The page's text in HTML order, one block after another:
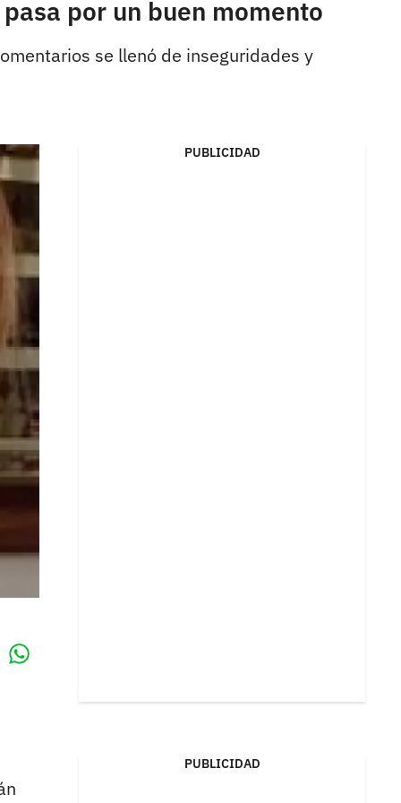
por un buen momento
se llenó de inseguridades y
PUBLICIDAD
PUBLICIDAD